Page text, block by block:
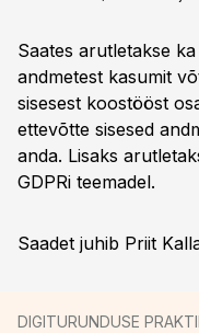
Saates arutletakse
andmetest kasumit
sisesest koostööst
ettevõtte sisesed
anda. Lisaks
GDPRi teemadel.
Saadet juhib Priit
DIGITURUNDUSE